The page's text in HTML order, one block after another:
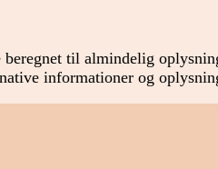
til almindelig
informationer og